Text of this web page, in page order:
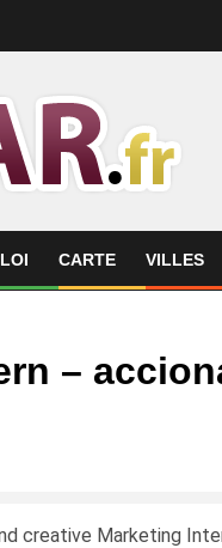
CARTE VILLES
–
creative Marketing